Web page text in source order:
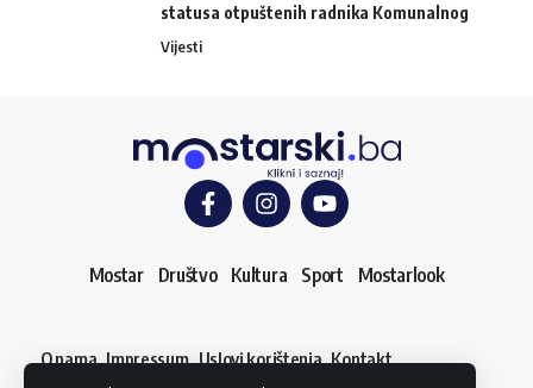
statusa otpuštenih radnika Komunalnog
Vijesti
Mostar Društvo Kultura Sport Mostarlook
O nama Impressum Uslovi korištenja Kontakt
Dojavi vijest